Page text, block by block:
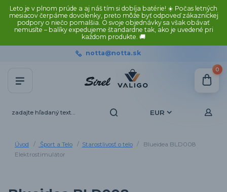
Leto je v plnom prúde a aj náš tím si dobíja batérie! ☀️ Počas letných
mesiacov čerpáme dovolenky, preto môže byť odpoveď zákazníckej
podpory o niečo pomalšia. O svoje objednávky sa však obávať
nemusíte – balíky expedujeme štandardne tak, ako je uvedené pri
každom produkte. 🚚
EUR
notta@notta.sk
0
Úvod Šport a Telo Starostlivosť o telo
Blueidea BLD008
Elektrostimulátor